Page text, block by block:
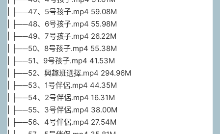
| ├──47、5号孩子.mp4 59.08M
| ├──48、6号孩子.mp4 55.98M
| ├──49、7号孩子.mp4 26.22M
| ├──50、8号孩子.mp4 55.38M
| ├──51、9号孩子.mp4 41.53M
| ├──52、興趣班選擇.mp4 294.96M
| ├──53、1号伴侶.mp4 44.35M
| ├──54、2号伴侶.mp4 16.31M
| ├──55、3号伴侶.mp4 38.00M
| ├──56、4号伴侶.mp4 27.54M